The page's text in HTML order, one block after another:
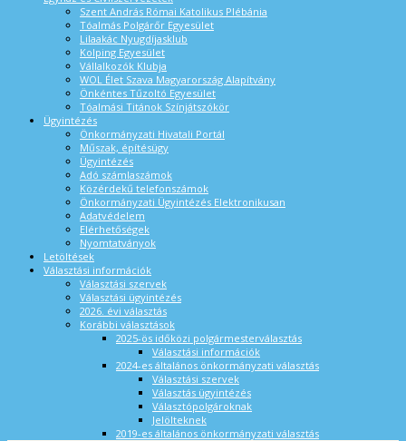
Szent András Római Katolikus Plébánia
Tóalmás Polgárőr Egyesület
Lilaakác Nyugdíjasklub
Kolping Egyesület
Vállalkozók Klubja
WOL Élet Szava Magyarország Alapítvány
Önkéntes Tűzoltó Egyesület
Tóalmási Titánok Színjátszókör
Ügyintézés
Önkormányzati Hivatali Portál
Műszak, építésügy
Ügyintézés
Adó számlaszámok
Közérdekű telefonszámok
Önkormányzati Ügyintézés Elektronikusan
Adatvédelem
Elérhetőségek
Nyomtatványok
Letöltések
Választási információk
Választási szervek
Választási ügyintézés
2026. évi választás
Korábbi választások
2025-ös időközi polgármesterválasztás
Választási információk
2024-es általános önkormányzati választás
Választási szervek
Választás ügyintézés
Választópolgároknak
Jelölteknek
2019-es általános önkormányzati választás